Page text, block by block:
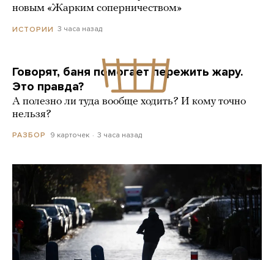
новым «Жарким соперничеством»
ИСТОРИИ 3 часа назад
Говорят, баня помогает пережить жару.
Это правда?
А полезно ли туда вообще ходить? И кому точно
нельзя?
РАЗБОР 9 карточек 3 часа назад